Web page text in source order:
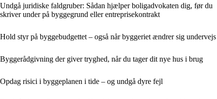
Undgå juridiske faldgruber: Sådan hjælper boligadvokaten dig, før du
skriver under på byggegrund eller entreprisekontrakt
Hold styr på byggebudgettet – også når byggeriet ændrer sig undervejs
Byggerådgivning der giver tryghed, når du tager dit nye hus i brug
Opdag risici i byggeplanen i tide – og undgå dyre fejl